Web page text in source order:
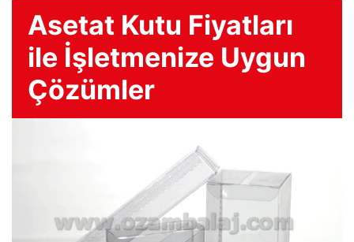
Asetat Kutu Fiyatları
ile İşletmenize Uygun
Çözümler